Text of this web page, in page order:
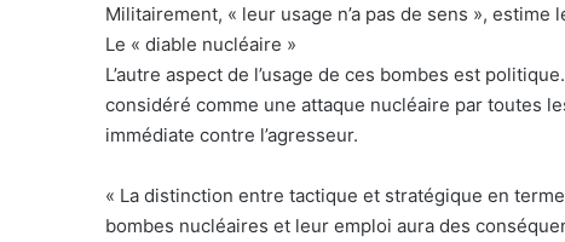
Militairement, « leur usage n’a pas de sens », estime
Le « diable nucléaire »
L’autre aspect de l’usage de ces bombes est
considéré comme une attaque nucléaire par toutes
immédiate contre l’agresseur.
« La distinction entre tactique et stratégique en
bombes nucléaires et leur emploi aura des